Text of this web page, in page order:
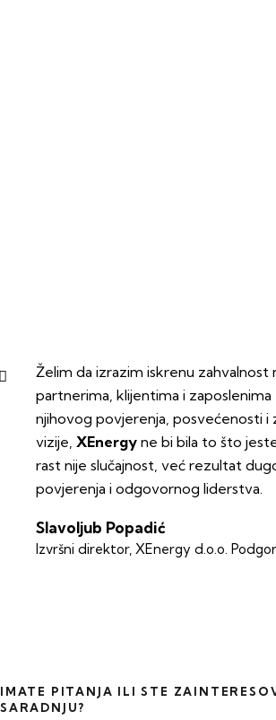
Želim da izrazim iskrenu zahvalnost
partnerima, klijentima i
njihovog povjerenja, posvećenosti i
vizije, XEnergy ne bi bila to što
rast nije slučajnost, već rezultat
povjerenja i odgovornog liderstva.
Slavoljub Popadić
Izvršni direktor, XEnergy d.o.o.
IMATE PITANJA ILI STE
SARADNJU?